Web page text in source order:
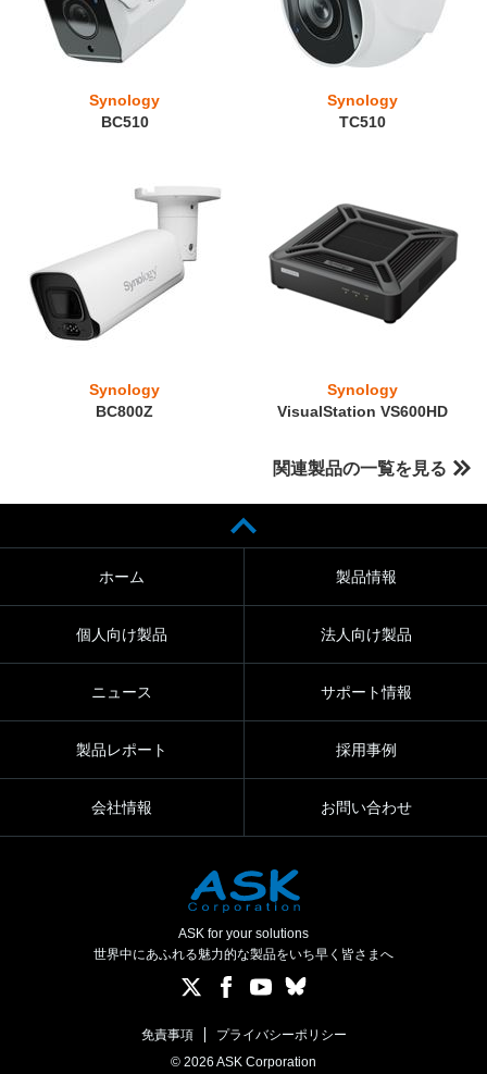
Synology
BC510
Synology
TC510
Synology
BC800Z
Synology
VisualStation VS600HD
関連製品の一覧を見る
ホーム 製品情報
個人向け製品 法人向け製品
ニュース サポート情報
製品レポート 採用事例
会社情報 お問い合わせ
ASK for your solutions
世界中にあふれる魅力的な製品をいち早く皆さまへ
免責事項
プライバシーポリシー
© 2026 ASK Corporation